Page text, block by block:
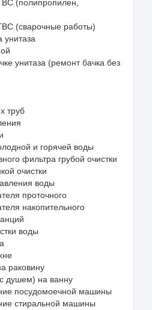
(полипропилен,
(сварочные работы)
унитаза
унитаза (ремонт бачка без
труб
и горячей воды
фильтра грубой очистки
очистки
воды
проточного
накопительного
воды
раковину
душем) на ванну
посудомоечной машины
стиральной машины